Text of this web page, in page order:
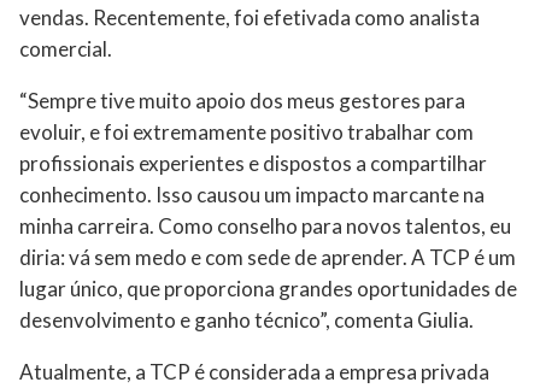
vendas. Recentemente, foi efetivada como analista
comercial.
“Sempre tive muito apoio dos meus gestores para
evoluir, e foi extremamente positivo trabalhar com
profissionais experientes e dispostos a compartilhar
conhecimento. Isso causou um impacto marcante na
minha carreira. Como conselho para novos talentos, eu
diria: vá sem medo e com sede de aprender. A TCP é um
lugar único, que proporciona grandes oportunidades de
desenvolvimento e ganho técnico”, comenta Giulia.
Atualmente, a TCP é considerada a empresa privada